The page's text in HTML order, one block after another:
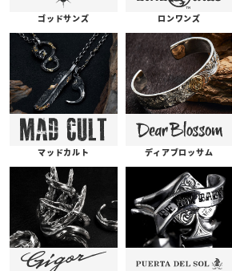
ゴッドサンズ ロンワンズ
マッドカルト ディアブロッサム